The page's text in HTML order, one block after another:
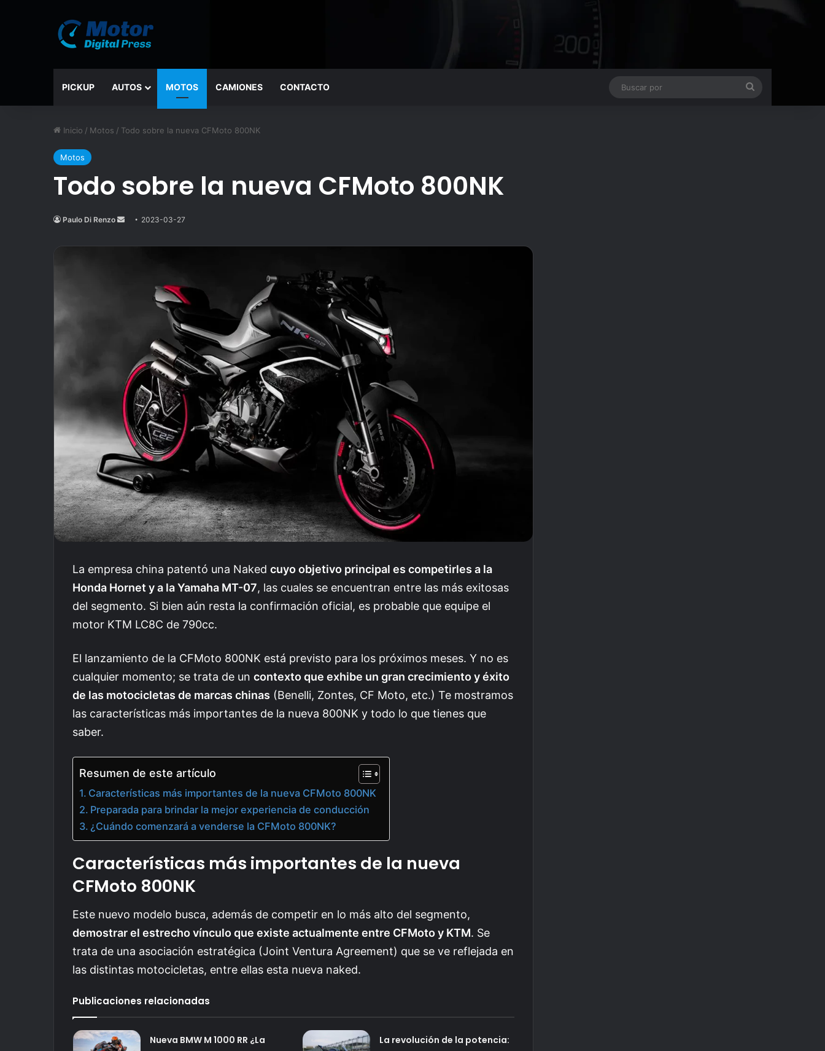
PICKUP AUTOS MOTOS CAMIONES CONTACTO
Inicio / Motos / Todo sobre la nueva CFMoto 800NK
Motos
Todo sobre la nueva CFMoto 800NK
Paulo Di Renzo
Send
email
2023-03-27
La empresa china patentó una Naked cuyo objetivo principal es competirles a la
Honda Hornet y a la Yamaha MT-07, las cuales se encuentran entre las más exitosas
del segmento. Si bien aún resta la confirmación oficial, es probable que equipe el
motor KTM LC8C de 790cc.
El lanzamiento de la CFMoto 800NK está previsto para los próximos meses. Y no es
cualquier momento; se trata de un contexto que exhibe un gran crecimiento y éxito
de las motocicletas de marcas chinas (Benelli, Zontes, CF Moto, etc.) Te mostramos
las características más importantes de la nueva 800NK y todo lo que tienes que
saber.
Resumen de este artículo
Características más importantes de la nueva CFMoto 800NK
Preparada para brindar la mejor experiencia de conducción
¿Cuándo comenzará a venderse la CFMoto 800NK?
Características más importantes de la nueva
CFMoto 800NK
Este nuevo modelo busca, además de competir en lo más alto del segmento,
demostrar el estrecho vínculo que existe actualmente entre CFMoto y KTM. Se
trata de una asociación estratégica (Joint Ventura Agreement) que se ve reflejada en
las distintas motocicletas, entre ellas esta nueva naked.
Publicaciones relacionadas
Nueva BMW M 1000 RR ¿La
La revolución de la potencia: